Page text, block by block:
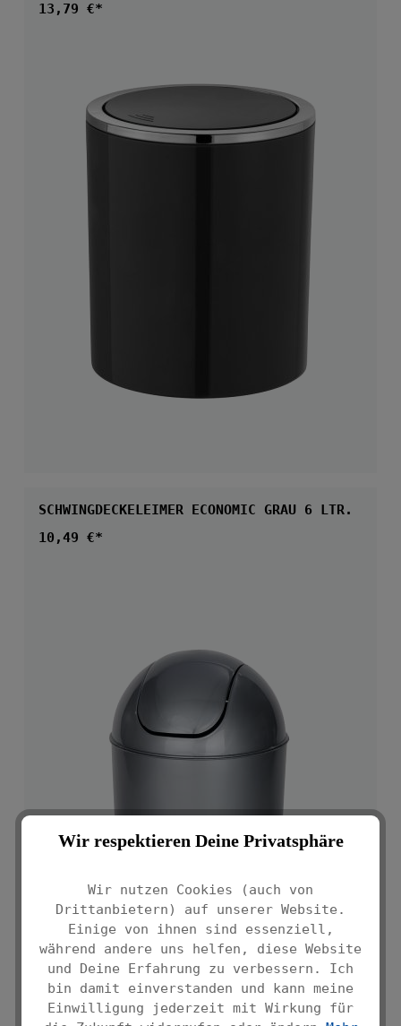
Regulärer Preis:
13,79 €*
SCHWINGDECKELEIMER ECONOMIC GRAU 6 LTR.
Regulärer Preis:
10,49 €*
Wir respektieren Deine Privatsphäre
Wir nutzen Cookies (auch von
Drittanbietern) auf unserer Website.
Einige von ihnen sind essenziell,
während andere uns helfen, diese Website
und Deine Erfahrung zu verbessern. Ich
bin damit einverstanden und kann meine
Einwilligung jederzeit mit Wirkung für